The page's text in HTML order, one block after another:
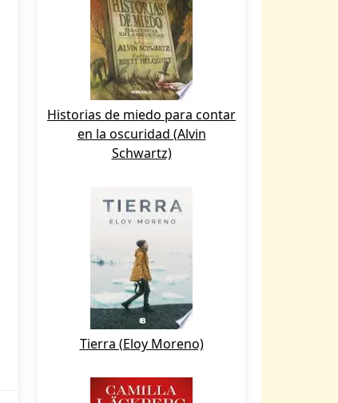
Historias de miedo para contar
en la oscuridad (Alvin
Schwartz)
Tierra (Eloy Moreno)